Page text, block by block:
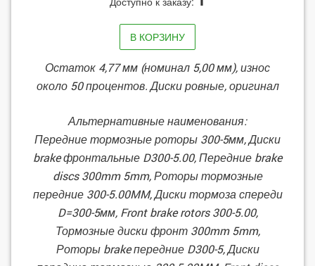
В КОРЗИНУ
Остаток 4,77 мм (номинал 5,00 мм), износ
около 50 процентов. Диски ровные, оригинал
Альтернативные наименования:
Передние тормозные роторы 300-5мм, Диски
brake фронтальные D300-5.00, Передние brake
discs 300mm 5mm, Роторы тормозные
передние 300-5.00MM, Диски тормоза спереди
D=300-5мм, Front brake rotors 300-5.00,
Тормозные диски фронт 300mm 5mm,
Роторы brake передние D300-5, Диски